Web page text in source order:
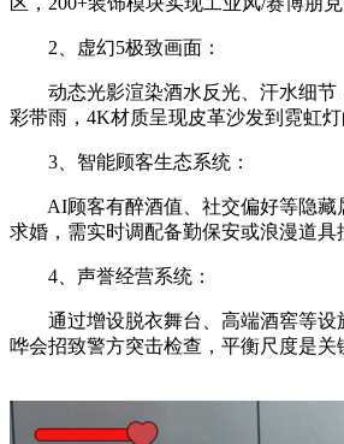
2、‌虚幻5极致画面‌：
动态光影渲染酒水反光、汗水细节
彩带雨，4K材质呈现皮革沙发到霓虹灯
‌3、智能顾客生态系统‌：
AI顾客有醉酒值、社交偏好等隐藏
求婚，需实时调配备勤保安或浪漫道具
4、‌声誉经营系统‌：
通过增设脱衣舞台、高端酒窖等设
哗会招致警方突击检查，平衡尺度是关